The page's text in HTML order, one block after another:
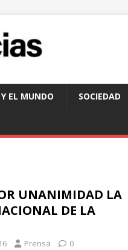
EL MUNDO SOCIEDAD
UNANIMIDAD LA
DE LA
Prensa 0